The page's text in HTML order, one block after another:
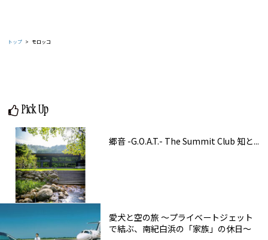
トップ モロッコ
Pick Up
郷音 -G.O.A.T.- The Summit Club 知と...
愛犬と空の旅 ～プライベートジェット
で結ぶ、南紀白浜の「家族」の休日～